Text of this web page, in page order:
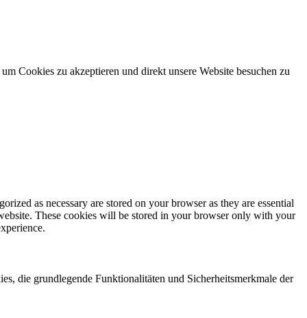
Cookies zu akzeptieren und direkt unsere Website besuchen zu
as necessary are stored on your browser as they are essential
These cookies will be stored in your browser only with your
die grundlegende Funktionalitäten und Sicherheitsmerkmale der